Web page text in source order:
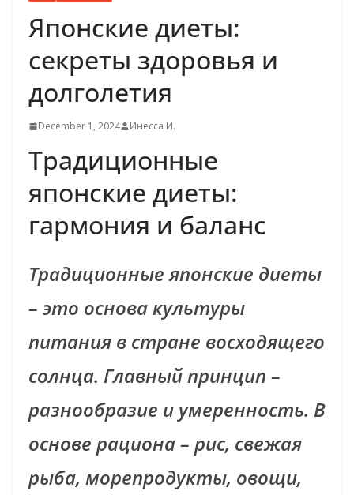
Японские диеты:
секреты здоровья и
долголетия
December 1, 2024 Инесса И.
Традиционные
японские диеты:
гармония и баланс
Традиционные японские диеты
– это основа культуры
питания в стране восходящего
солнца. Главный принцип –
разнообразие и умеренность. В
основе рациона – рис, свежая
рыба, морепродукты, овощи,